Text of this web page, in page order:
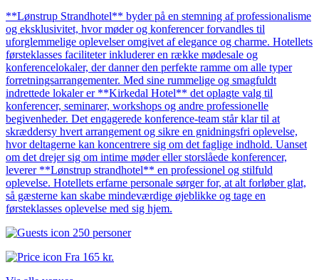
**Lønstrup Strandhotel** byder på en stemning af professionalisme
og eksklusivitet, hvor møder og konferencer forvandles til
uforglemmelige oplevelser omgivet af elegance og charme. Hotellets
førsteklasses faciliteter inkluderer en række mødesale og
konferencelokaler, der danner den perfekte ramme om alle typer
forretningsarrangementer. Med sine rummelige og smagfuldt
indrettede lokaler er **Kirkedal Hotel** det oplagte valg til
konferencer, seminarer, workshops og andre professionelle
begivenheder. Det engagerede konference-team står klar til at
skræddersy hvert arrangement og sikre en gnidningsfri oplevelse,
hvor deltagerne kan koncentrere sig om det faglige indhold. Uanset
om det drejer sig om intime møder eller storslåede konferencer,
leverer **Lønstrup strandhotel** en professionel og stilfuld
oplevelse. Hotellets erfarne personale sørger for, at alt forløber glat,
så gæsterne kan skabe mindeværdige øjeblikke og tage en
førsteklasses oplevelse med sig hjem.
250 personer
Fra 165 kr.